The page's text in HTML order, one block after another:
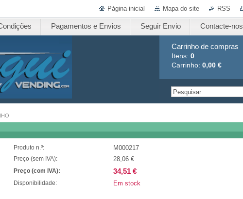
Página inicial Mapa do site RSS
Pagamentos e Envios Seguir Envio Contacte-nos
Carrinho de compras
Itens: 0
Carrinho: 0,00 €
Produto n.º: M000217
Preço (sem IVA): 28,06 €
Preço (com IVA): 34,51 €
Disponibilidade: Em stock